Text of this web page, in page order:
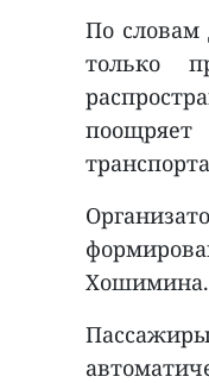
По словам
только
поощряет
Хошимина.